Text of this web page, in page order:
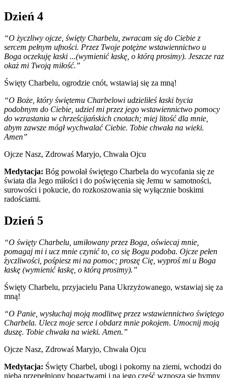
Dzień 4
“O życzliwy ojcze, święty Charbelu, zwracam się do Ciebie z
sercem pełnym ufności. Przez Twoje potężne wstawiennictwo u
Boga oczekuję łaski ...(wymienić łaskę, o którą prosimy). Jeszcze raz
okaż mi Twoją miłość.”
Święty Charbelu, ogrodzie cnót, wstawiaj się za mną!
“O Boże, który świętemu Charbelowi udzieliłeś łaski bycia
podobnym do Ciebie, udziel mi przez jego wstawiennictwo pomocy
do wzrastania w chrześcijańskich cnotach; miej litość dla mnie,
abym zawsze mógł wychwalać Ciebie. Tobie chwała na wieki.
Amen”
Ojcze Nasz, Zdrowaś Maryjo, Chwała Ojcu
Medytacja: Bóg powołał świętego Charbela do wycofania się ze
świata dla Jego miłości i do poświęcenia się Jemu w samotności,
surowości i pokucie, do rozkoszowania się wyłącznie boskimi
radościami.
Dzień 5
“O święty Charbelu, umiłowany przez Boga, oświecaj mnie,
pomagaj mi i ucz mnie czynić to, co się Bogu podoba. Ojcze pełen
życzliwości, pośpiesz mi na pomoc; proszę Cię, wyproś mi u Boga
łaskę (wymienić łaskę, o którą prosimy).”
Święty Charbelu, przyjacielu Pana Ukrzyżowanego, wstawiaj się za
mną!
“O Panie, wysłuchaj moją modlitwę przez wstawiennictwo świętego
Charbela. Ulecz moje serce i obdarz mnie pokojem. Umocnij moją
duszę. Tobie chwała na wieki. Amen.”
Ojcze Nasz, Zdrowaś Maryjo, Chwała Ojcu
Medytacja: Święty Charbel, ubogi i pokorny na ziemi, wchodzi do
nieba przepełniony bogactwami i na jego cześć wznoszą się hymny